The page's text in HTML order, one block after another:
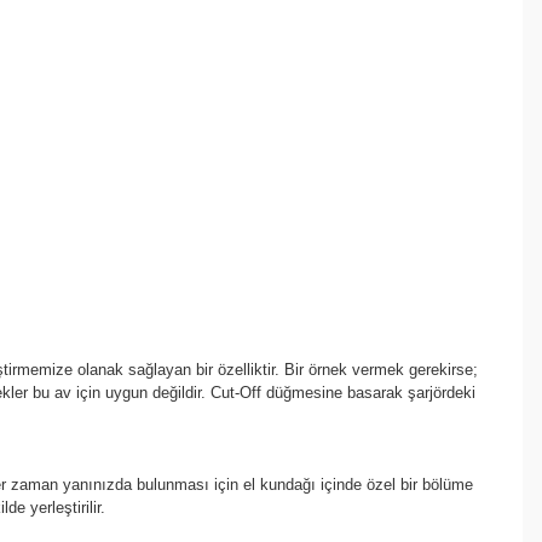
olanak sağlayan bir özelliktir. Bir örnek vermek gerekirse;
bu av için uygun değildir. Cut-Off düğmesine basarak şarjördeki
yanınızda bulunması için el kundağı içinde özel bir bölüme
yerleştirilir.